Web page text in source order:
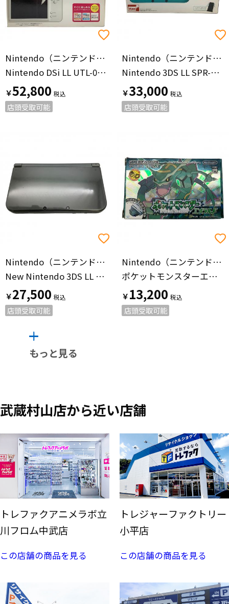
Nintendo（ニンテンドー）
Nintendo DSi LL UTL-001 WJF100637137 ナチュラルホワイト
￥52,800
店頭受取可能
Nintendo（ニンテンドー）
Nintendo 3DS LL SPR-001 LIMITED PACK ターコイズ×ブラック
￥33,000
店頭受取可能
Nintendo（ニンテンドー）
New Nintendo 3DS LL RED-001 QJF111267965 メタリックブラック
￥27,500
店頭受取可能
Nintendo（ニンテンドー）
ポケットモンスターエメラルド ゲームボーイアドバンス用ソフト CERO A (全年齢対象)
￥13,200
店頭受取可能
もっと見る
武蔵村山店から近い店舗
トレファクアニメラボ立
川フロム中武店
この店舗の商品を見る
トレジャーファクトリー
小平店
この店舗の商品を見る